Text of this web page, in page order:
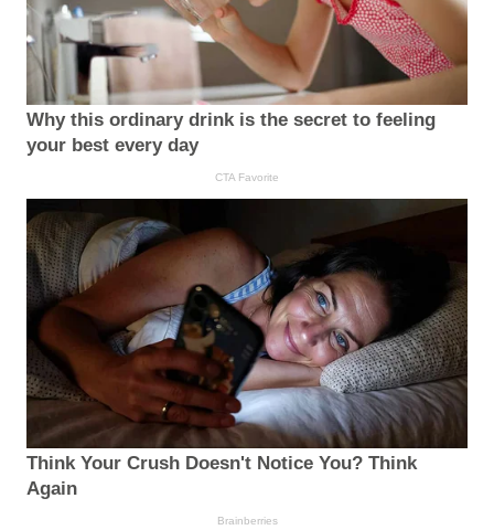
Why this ordinary drink is the secret to feeling
your best every day
CTA Favorite
Think Your Crush Doesn't Notice You? Think
Again
Brainberries